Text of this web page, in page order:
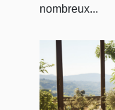
nombreux...